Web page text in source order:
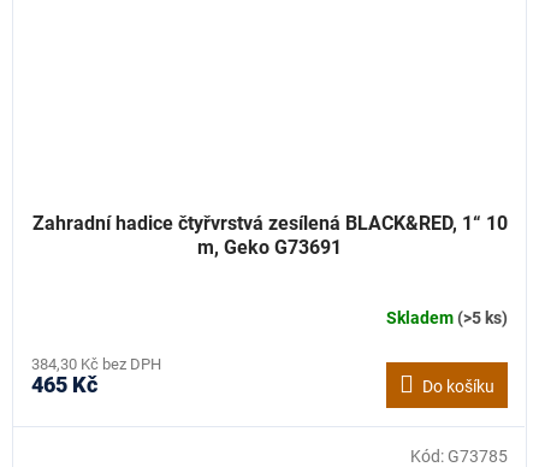
Zahradní hadice čtyřvrstvá zesílená BLACK&RED, 1“ 10
m, Geko G73691
Skladem(>5 ks)
384,30 Kč bez DPH
465 Kč Do košíku
Kód: G73785